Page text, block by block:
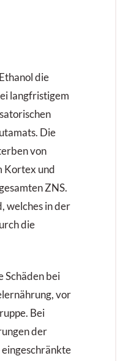
die
langfris­tigem
Die
von
Kortex und
ZNS.
welches in der
die
Schäden bei
vor
Bei
der